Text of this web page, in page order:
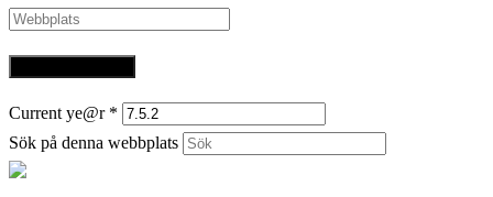
Current ye@r *
Sök på denna webbplats